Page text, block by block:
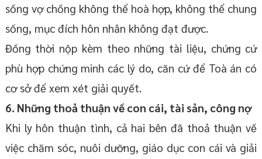
sống vợ chồng không thể hoà hợp, không thể chung
sống, mục đích hôn nhân không đạt được.
Đồng thời nộp kèm theo những tài liệu, chứng cứ
phù hợp chứng minh các lý do, căn cứ để Toà án có
cơ sở để xem xét giải quyết.
6. Những thoả thuận về con cái, tài sản, công nợ
Khi ly hôn thuận tình, cả hai bên đã thoả thuận về
việc chăm sóc, nuôi dưỡng, giáo dục con cái và giải